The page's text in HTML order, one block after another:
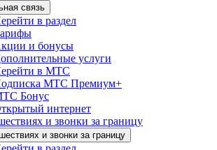
связь
в раздел
и бонусы
услуги
в МТС
МТС Премиум+
Бонус
интернет
и звонки за границу
и звонки за границу